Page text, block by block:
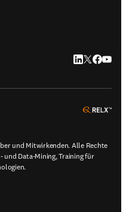
LinkedIn
Twitter
und Mitwirkenden. Alle Rechte
Data-Mining, Training für